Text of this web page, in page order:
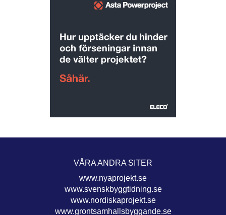
VÅRA ANDRA SITER
www.nyaprojekt.se
www.svenskbyggtidning.se
www.nordiskaprojekt.se
www.grontsamhallsbyggande.se